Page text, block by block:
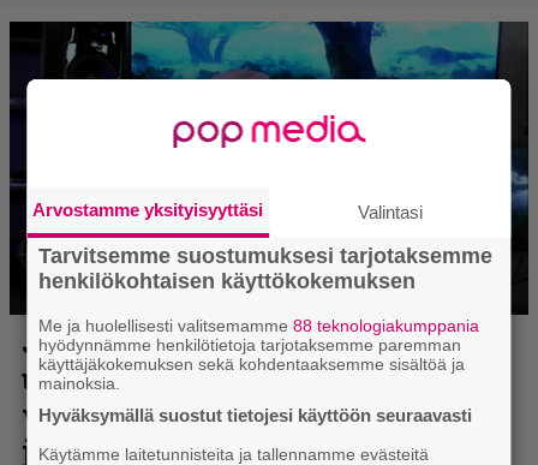
Arvostamme yksityisyyttäsi Valintasi
Tarvitsemme suostumuksesi tarjotaksemme
henkilökohtaisen käyttökokemuksen
Me ja huolellisesti valitsemamme88 teknologiakumppania
hyödynnämme henkilötietoja tarjotaksemme paremman
käyttäjäkokemuksen sekä kohdentaaksemme sisältöä ja
mainoksia.
Hyväksymällä suostut tietojesi käyttöön seuraavasti
Käytämme laitetunnisteita ja tallennamme evästeitä